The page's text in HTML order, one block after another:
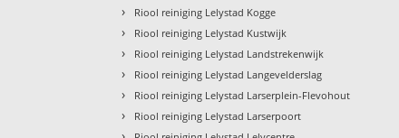
› Riool reiniging Lelystad Kogge
› Riool reiniging Lelystad Kustwijk
› Riool reiniging Lelystad Landstrekenwijk
› Riool reiniging Lelystad Langevelderslag
› Riool reiniging Lelystad Larserplein-Flevohout
› Riool reiniging Lelystad Larserpoort